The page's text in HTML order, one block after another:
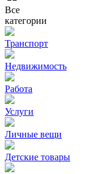
Все
категории
Транспорт
Недвижимость
Работа
Услуги
Личные вещи
Детские товары